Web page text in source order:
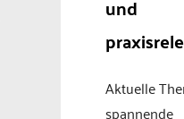
und
Aktuelle
spannende